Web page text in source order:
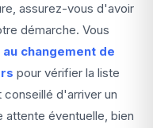
assurez-vous d'avoir
démarche. Vous
changement de
pour vérifier la liste
d'arriver un
attente éventuelle, bien